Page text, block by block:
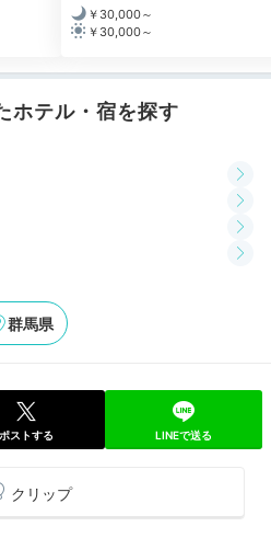
「上州牛」など。予約すれば
喫しましょう。
る「ギンヒカリ」をお
も美味しかったです。
￥30,000～
￥30,000～
ホテル・宿を探す
群馬県
ポストする LINEで送る
クリップ